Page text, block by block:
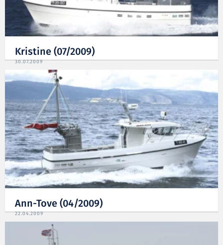
Kristine (07/2009)
30.07.2009
Ann-Tove (04/2009)
22.04.2009